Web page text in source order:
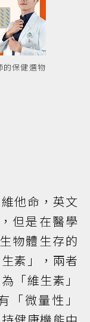
的保健選物
他命，英文
但是在醫學
物體生存的
素」，兩者
「維生素」
「微量性」